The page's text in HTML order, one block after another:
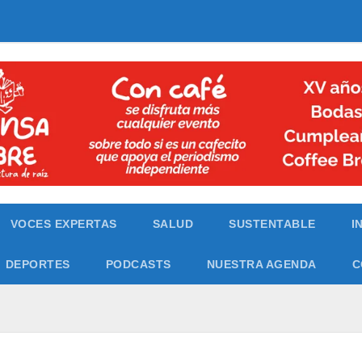
VOCES EXPERTAS SALUD SUSTENTABLE
DEPORTES PODCASTS NUESTRA AGENDA